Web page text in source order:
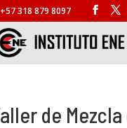
+57 318 879 8097
de Mezcla